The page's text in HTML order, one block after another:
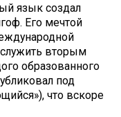
язык создал
Его мечтой
вторым
образованного
под
что вскоре